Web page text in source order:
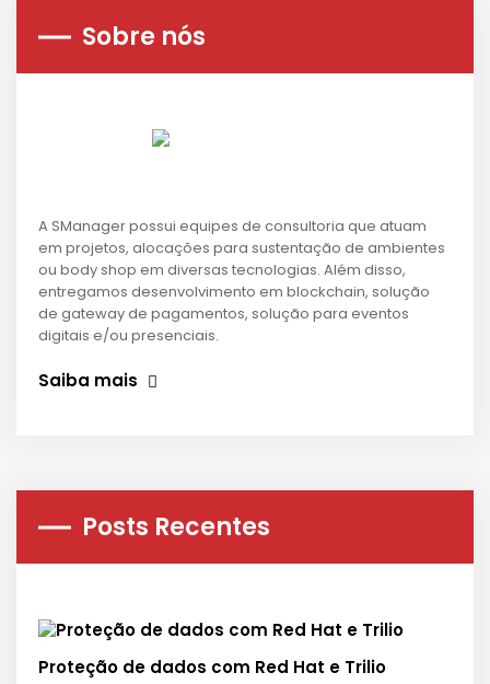
Sobre nós
A SManager possui equipes de consultoria que atuam
em projetos, alocações para sustentação de ambientes
ou body shop em diversas tecnologias. Além disso,
entregamos desenvolvimento em blockchain, solução
de gateway de pagamentos, solução para eventos
digitais e/ou presenciais.
Saiba mais
Posts Recentes
Proteção de dados com Red Hat e Trilio